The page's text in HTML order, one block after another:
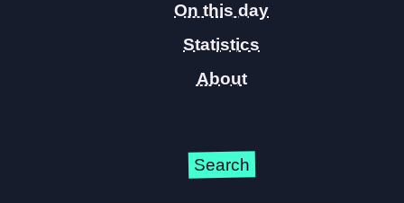
On this day
Statistics
About
Search